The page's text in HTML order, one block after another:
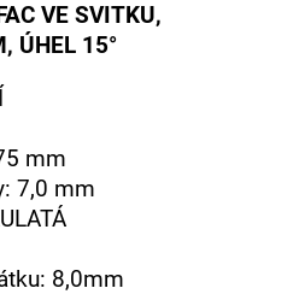
VE SVITKU,
ÚHEL 15°
mm
7,0 mm
8,0mm